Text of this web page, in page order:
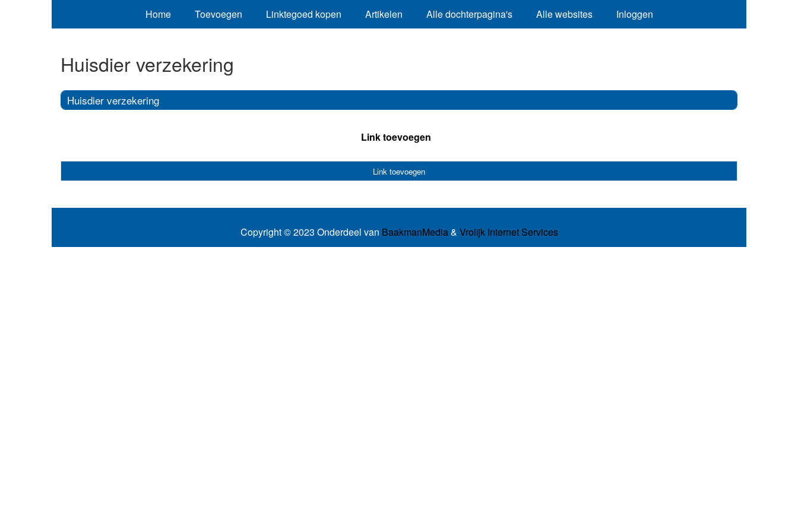
Home Toevoegen Linktegoed kopen Artikelen Alle dochterpagina's Alle websites Inloggen
Huisdier verzekering
Huisdier verzekering
Link toevoegen
Link toevoegen
Copyright © 2023 Onderdeel van BaakmanMedia& Vrolijk Internet Services